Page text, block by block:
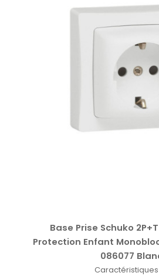
Base Prise Schuko
Protection Enfant Monobloc
086077
Caractéristiques